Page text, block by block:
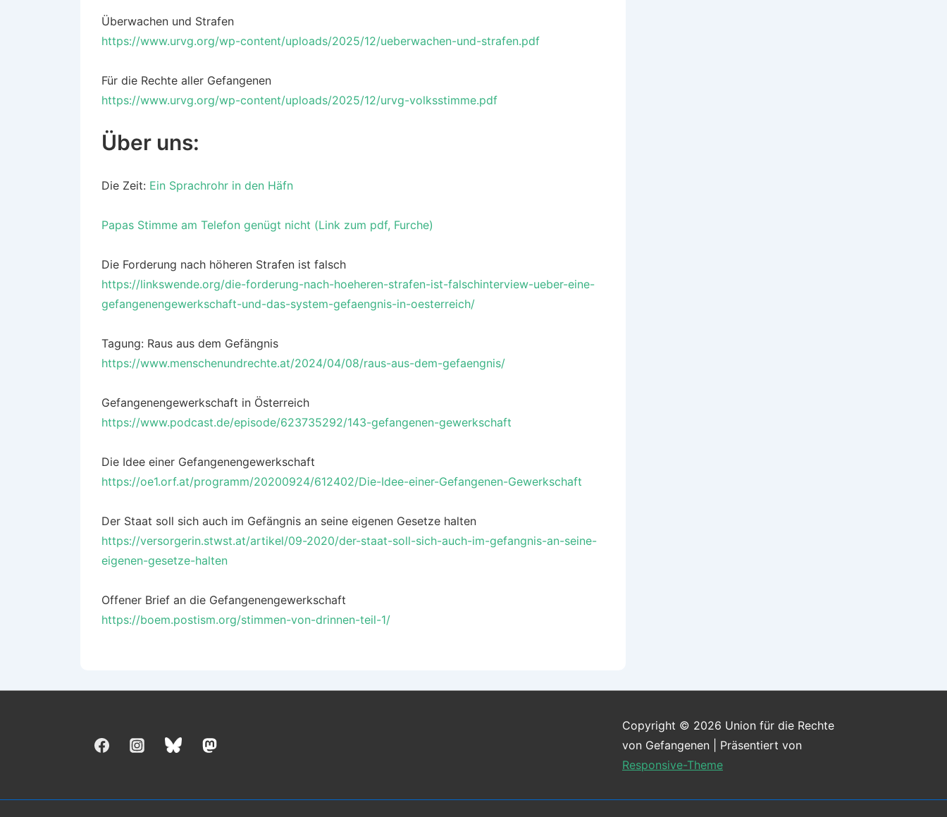
Überwachen und Strafen
https://www.urvg.org/wp-content/uploads/2025/12/ueberwachen-und-strafen.pdf
Für die Rechte aller Gefangenen
https://www.urvg.org/wp-content/uploads/2025/12/urvg-volksstimme.pdf
Über uns:
Die Zeit: Ein Sprachrohr in den Häfn
Papas Stimme am Telefon genügt nicht (Link zum pdf, Furche)
Die Forderung nach höheren Strafen ist falsch
https://linkswende.org/die-forderung-nach-hoeheren-strafen-ist-falschinterview-ueber-eine-
gefangenengewerkschaft-und-das-system-gefaengnis-in-oesterreich/
Tagung: Raus aus dem Gefängnis
https://www.menschenundrechte.at/2024/04/08/raus-aus-dem-gefaengnis/
Gefangenengewerkschaft in Österreich
https://www.podcast.de/episode/623735292/143-gefangenen-gewerkschaft
Die Idee einer Gefangenengewerkschaft
https://oe1.orf.at/programm/20200924/612402/Die-Idee-einer-Gefangenen-Gewerkschaft
Der Staat soll sich auch im Gefängnis an seine eigenen Gesetze halten
https://versorgerin.stwst.at/artikel/09-2020/der-staat-soll-sich-auch-im-gefangnis-an-seine-
eigenen-gesetze-halten
Offener Brief an die Gefangenengewerkschaft
https://boem.postism.org/stimmen-von-drinnen-teil-1/
Copyright © 2026 Union für die Rechte
von Gefangenen
| Präsentiert von
Responsive-Theme